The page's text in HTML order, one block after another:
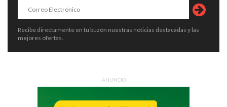
Recibe directamente en tu buzón nuestras noticias destacadas y las
mejores ofertas.
ANUNCIO